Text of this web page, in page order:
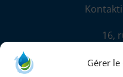
Gérer
16,